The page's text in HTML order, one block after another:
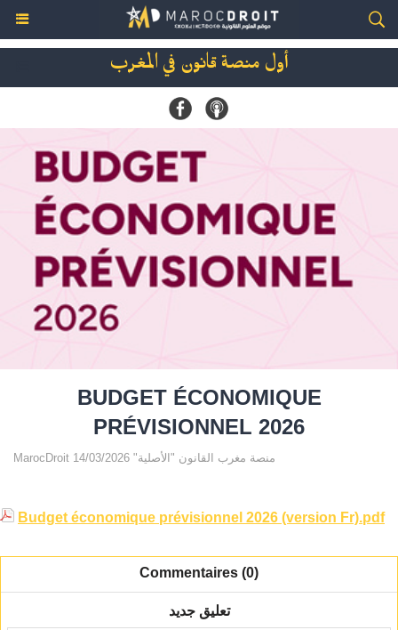
أول منصة قانون في المغرب
BUDGET ÉCONOMIQUE
PRÉVISIONNEL 2026
MarocDroit منصة مغرب القانون "الأصلية" 14/03/2026
Budget économique prévisionnel 2026 (version Fr).pdf
Commentaires (0)
تعليق جديد